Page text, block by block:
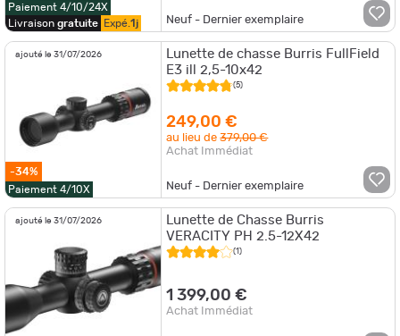
Paiement 4/10/24X
Livraison gratuite Expé. 1j Neuf - Dernier exemplaire
ajouté le 31/07/2026
-34%
Paiement 4/10X
Lunette de chasse Burris FullField
E3 ill 2,5-10x42
(5)
249,00 €
au lieu de379,00 €
Achat Immédiat
Neuf - Dernier exemplaire
ajouté le 31/07/2026
Lunette de Chasse Burris
VERACITY PH 2.5-12X42
(1)
1 399,00 €
Achat Immédiat